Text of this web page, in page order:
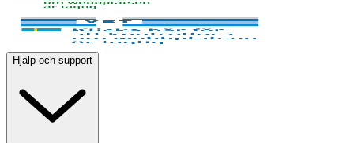
Hjälp och support